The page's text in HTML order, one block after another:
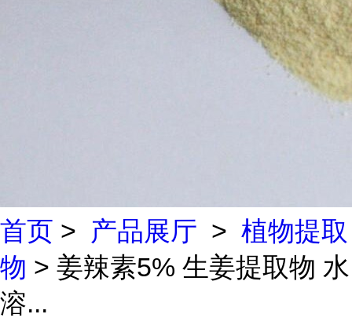
首页 > 产品展厅 > 植物提取
物 > 姜辣素5% 生姜提取物 水
溶...